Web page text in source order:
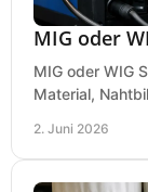
MIG oder
MIG oder WIG
Material,
2. Juni 2026